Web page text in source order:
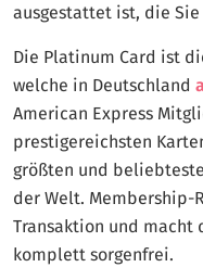
ausgestattet ist, die Sie
Die Platinum Card ist
welche in Deutschland
American Express
prestigereichsten
größten und
der Welt. Membership-
Transaktion und macht
komplett sorgenfrei.